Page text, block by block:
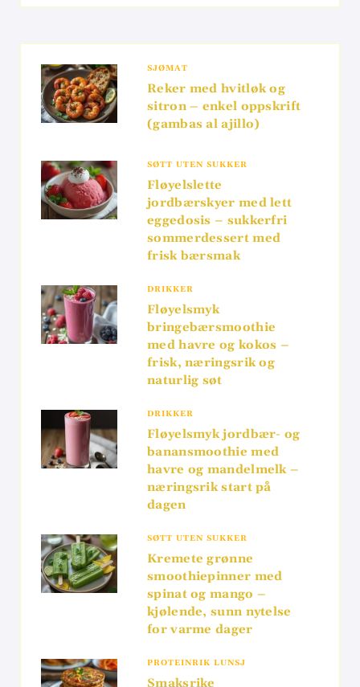
SJØMAT
Reker med hvitløk og
sitron – enkel oppskrift
(gambas al ajillo)
SØTT UTEN SUKKER
Fløyelslette
jordbærskyer med lett
eggedosis – sukkerfri
sommerdessert med
frisk bærsmak
DRIKKER
Fløyelsmyk
bringebærsmoothie
med havre og kokos –
frisk, næringsrik og
naturlig søt
DRIKKER
Fløyelsmyk jordbær- og
banansmoothie med
havre og mandelmelk –
næringsrik start på
dagen
SØTT UTEN SUKKER
Kremete grønne
smoothiepinner med
spinat og mango –
kjølende, sunn nytelse
for varme dager
PROTEINRIK LUNSJ
Smaksrike